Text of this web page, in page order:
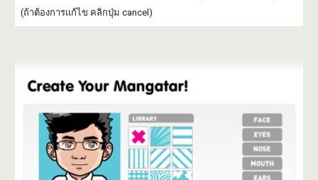
(ถ้าต้องการแก้ไข คลิกปุ่ม cancel)